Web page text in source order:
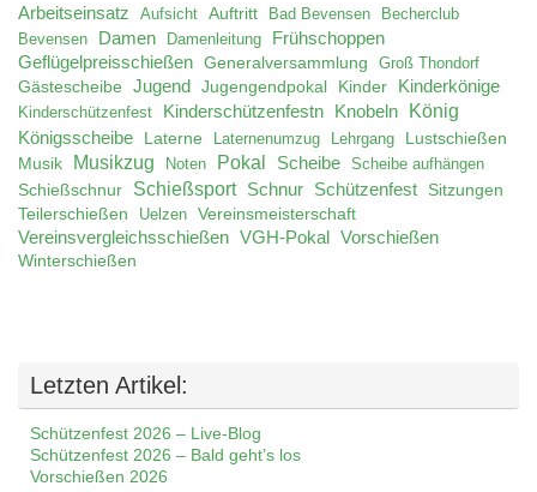
Arbeitseinsatz Aufsicht Auftritt Bad Bevensen
Becherclub
Bevensen
Damen Damenleitung Frühschoppen
Geflügelpreisschießen Generalversammlung
Groß Thondorf
Gästescheibe
Jugend Jugengendpokal Kinder Kinderkönige
Kinderschützenfest Kinderschützenfestn Knobeln
König
Königsscheibe
Laterne Laternenumzug Lehrgang
Lustschießen
Musik
Musikzug Noten Pokal Scheibe Scheibe aufhängen
Schießschnur
Schießsport Schnur Schützenfest Sitzungen
Teilerschießen Uelzen Vereinsmeisterschaft
Vereinsvergleichsschießen VGH-Pokal
Vorschießen
Winterschießen
Letzten Artikel:
Schützenfest 2026 – Live-Blog
Schützenfest 2026 – Bald geht’s los
Vorschießen 2026